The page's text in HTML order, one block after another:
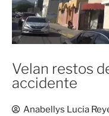
Velan restos
accidente
Anabellys Lucia